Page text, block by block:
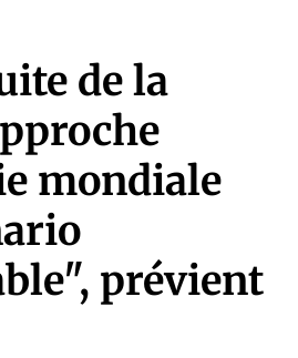
de la
mondiale
prévient